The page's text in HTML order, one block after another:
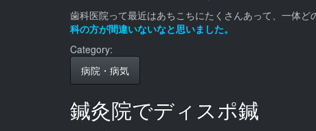
歯科医院って最近はあちこちにたくさんあって、一体ど
科の方が間違いないなと思いました。
Category:
病院・病気
鍼灸院でディスポ鍼